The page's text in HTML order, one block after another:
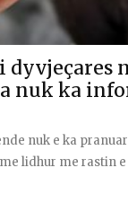
nuk ka
nuk e ka
lidhur me rastin